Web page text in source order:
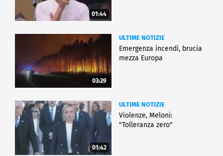
01:44
03:29
ULTIME NOTIZIE
Emergenza incendi, brucia
mezza Europa
01:42
ULTIME NOTIZIE
Violenze, Meloni:
"Tolleranza zero"